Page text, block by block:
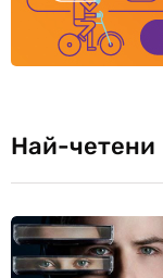
Най-четени